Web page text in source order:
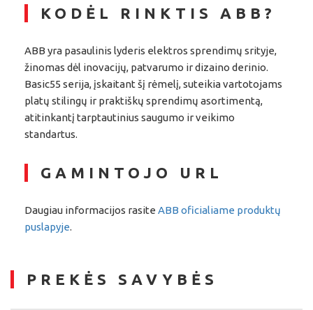
KODĖL RINKTIS ABB?
ABB yra pasaulinis lyderis elektros sprendimų srityje,
žinomas dėl inovacijų, patvarumo ir dizaino derinio.
Basic55 serija, įskaitant šį rėmelį, suteikia vartotojams
platų stilingų ir praktiškų sprendimų asortimentą,
atitinkantį tarptautinius saugumo ir veikimo
standartus.
GAMINTOJO URL
Daugiau informacijos rasite ABB oficialiame produktų
puslapyje.
PREKĖS SAVYBĖS